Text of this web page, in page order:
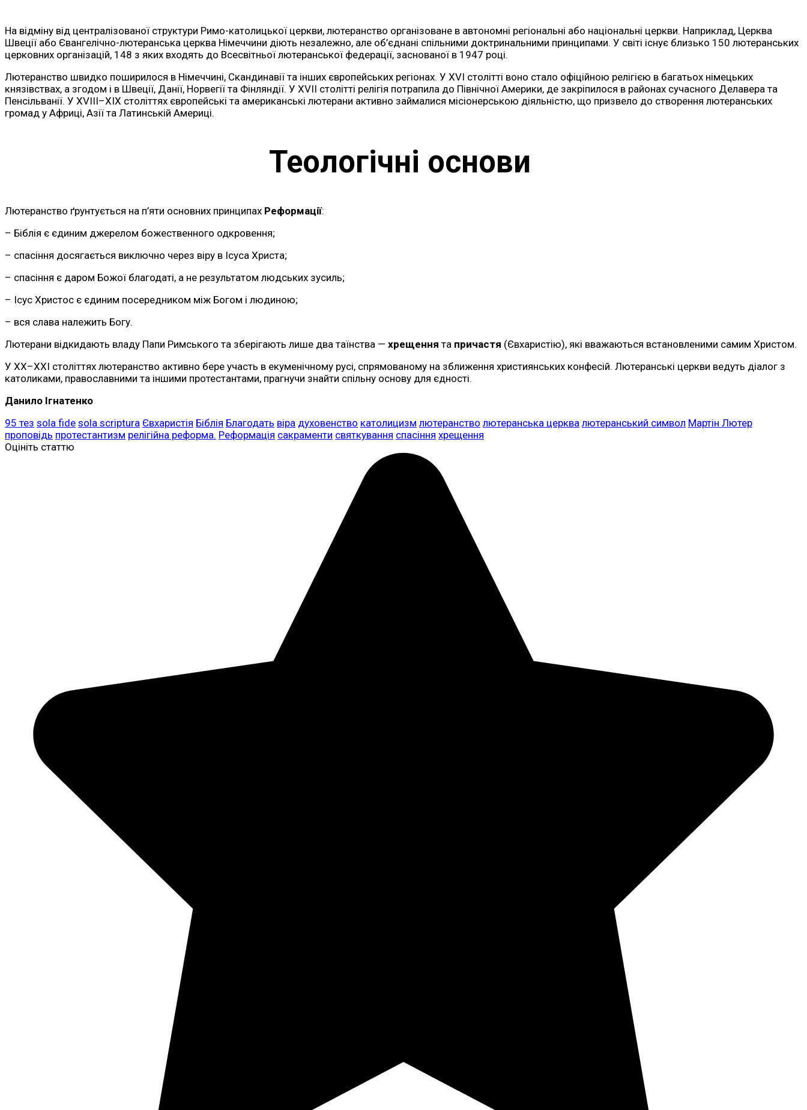
На відміну від централізованої структури Римо-католицької церкви, лютеранство організоване в автономні регіональні або національні церкви. Наприклад, Церква
Швеції або Євангелічно-лютеранська церква Німеччини діють незалежно, але об’єднані спільними доктринальними принципами. У світі існує близько 150 лютеранських
церковних організацій, 148 з яких входять до Всесвітньої лютеранської федерації, заснованої в 1947 році.
Лютеранство швидко поширилося в Німеччині, Скандинавії та інших європейських регіонах. У XVI столітті воно стало офіційною релігією в багатьох німецьких
князівствах, а згодом і в Швеції, Данії, Норвегії та Фінляндії. У XVII столітті релігія потрапила до Північної Америки, де закріпилося в районах сучасного Делавера та
Пенсільванії. У XVIII–XIX століттях європейські та американські лютерани активно займалися місіонерською діяльністю, що призвело до створення лютеранських
громад у Африці, Азії та Латинській Америці.
Теологічні основи
Лютеранство ґрунтується на п’яти основних принципах Реформації:
– Біблія є єдиним джерелом божественного одкровення;
– спасіння досягається виключно через віру в Ісуса Христа;
– спасіння є даром Божої благодаті, а не результатом людських зусиль;
– Ісус Христос є єдиним посередником між Богом і людиною;
– вся слава належить Богу.
Лютерани відкидають владу Папи Римського та зберігають лише два таїнства — хрещення та причастя (Євхаристію), які вважаються встановленими самим Христом.
У XX–XXI століттях лютеранство активно бере участь в екуменічному русі, спрямованому на зближення християнських конфесій. Лютеранські церкви ведуть діалог з
католиками, православними та іншими протестантами, прагнучи знайти спільну основу для єдності.
Данило Ігнатенко
95 тез sola fide sola scriptura Євхаристія Біблія Благодать віра духовенство католицизм лютеранство лютеранська церква лютеранський символ Мартін Лютер
проповідь протестантизм релігійна реформа. Реформація сакраменти святкування спасіння хрещення
Оцініть статтю